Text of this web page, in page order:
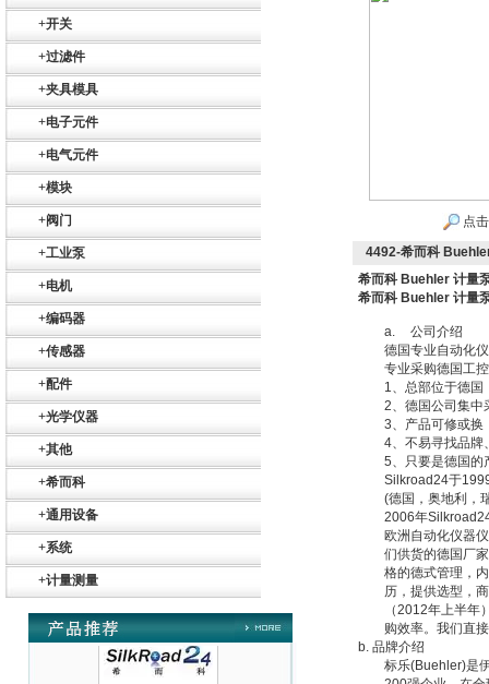
+开关
+过滤件
+夹具模具
+电子元件
+电气元件
+模块
+阀门
+工业泵
+电机
+编码器
+传感器
+配件
+光学仪器
+其他
+希而科
+通用设备
+系统
+计量测量
Belimo SF24A-
MFT
点
4492-希而科
希而科 Buehler 计量
希而科 Buehler 计量
a.
公司介绍
德国专业自动化
专业采购德国工
1、总部位于德国
2、德国公司集中
3、产品可修或换
4、不易寻找品牌
5、只要是德国的
Silkroad24于
(德国，奥地利，
2006年
欧洲自动化仪器
们供货的德国厂
格的德式管理，
历，提供选型，
（2012年上半年
购效率。我们直
b. 品牌介绍
标乐(Buehler)是